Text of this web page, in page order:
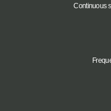
Continuous